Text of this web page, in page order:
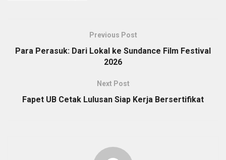
Previous Post
Para Perasuk: Dari Lokal ke Sundance Film Festival
2026
Next Post
Fapet UB Cetak Lulusan Siap Kerja Bersertifikat